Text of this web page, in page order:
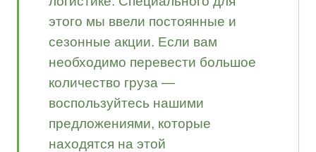
этого мы ввели постоянные и
сезонные акции. Если вам
необходимо перевести большое
количество груза —
воспользуйтесь нашими
предложениями, которые
находятся на этой